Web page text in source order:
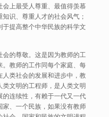
上最受人尊重、最值得羡慕
识、尊重人才的社会风气；
提高整个中华民族的科学文
的尊敬。这是因为教师的工
教师的工作同每个家庭、每
类社会的发展和进步中，教
文明的工程师，是人类文明
的连续性，有赖于一代又一代
家、一个民族，如果没有教师